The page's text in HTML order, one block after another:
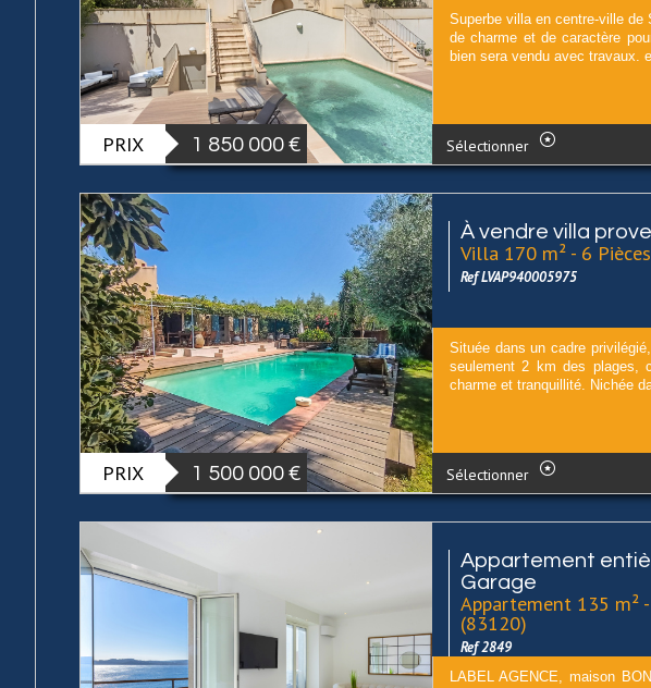
PRIX 1 850 000 €
Superbe villa en centre-ville
de charme et de caractère
bien sera vendu avec travaux.
Sélectionner
PRIX 1 500 000 €
À vendre villa
Villa 170 m² - 6
Ref LVAP940005975
Située dans un cadre
seulement 2 km des plages,
charme et tranquillité. Nichée
Sélectionner
Appartement
Garage
Appartement 135 m²
(83120)
Ref 2849
LABEL AGENCE, maison